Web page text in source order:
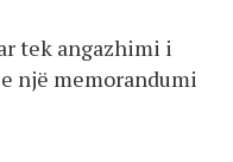
tek angazhimi i
një memorandumi